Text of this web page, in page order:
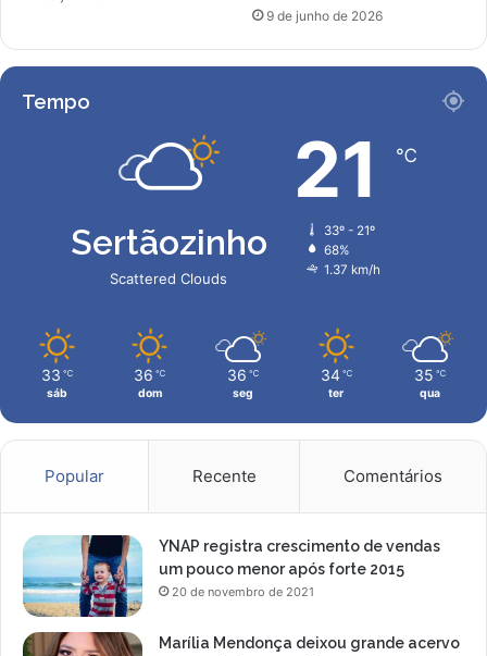
9 de junho de 2026
Tempo
Sertãozinho
Scattered Clouds
21 ℃
33º - 21º
68%
1.37 km/h
33 ℃
sáb
36 ℃
dom
36 ℃
seg
34 ℃
ter
35 ℃
qua
Popular Recente Comentários
YNAP registra crescimento de vendas
um pouco menor após forte 2015
20 de novembro de 2021
Marília Mendonça deixou grande acervo